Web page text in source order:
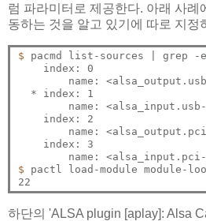
럼 파라미터로 제공한다. 아래 사례
동하는 것을 알고 있기에 따로 지정
$ pacmd list-sources | grep -e
    index: 0
  * index: 1
    index: 2
    index: 3
$ pactl load-module module-
하단의 'ALSA plugin [aplay]: Alsa